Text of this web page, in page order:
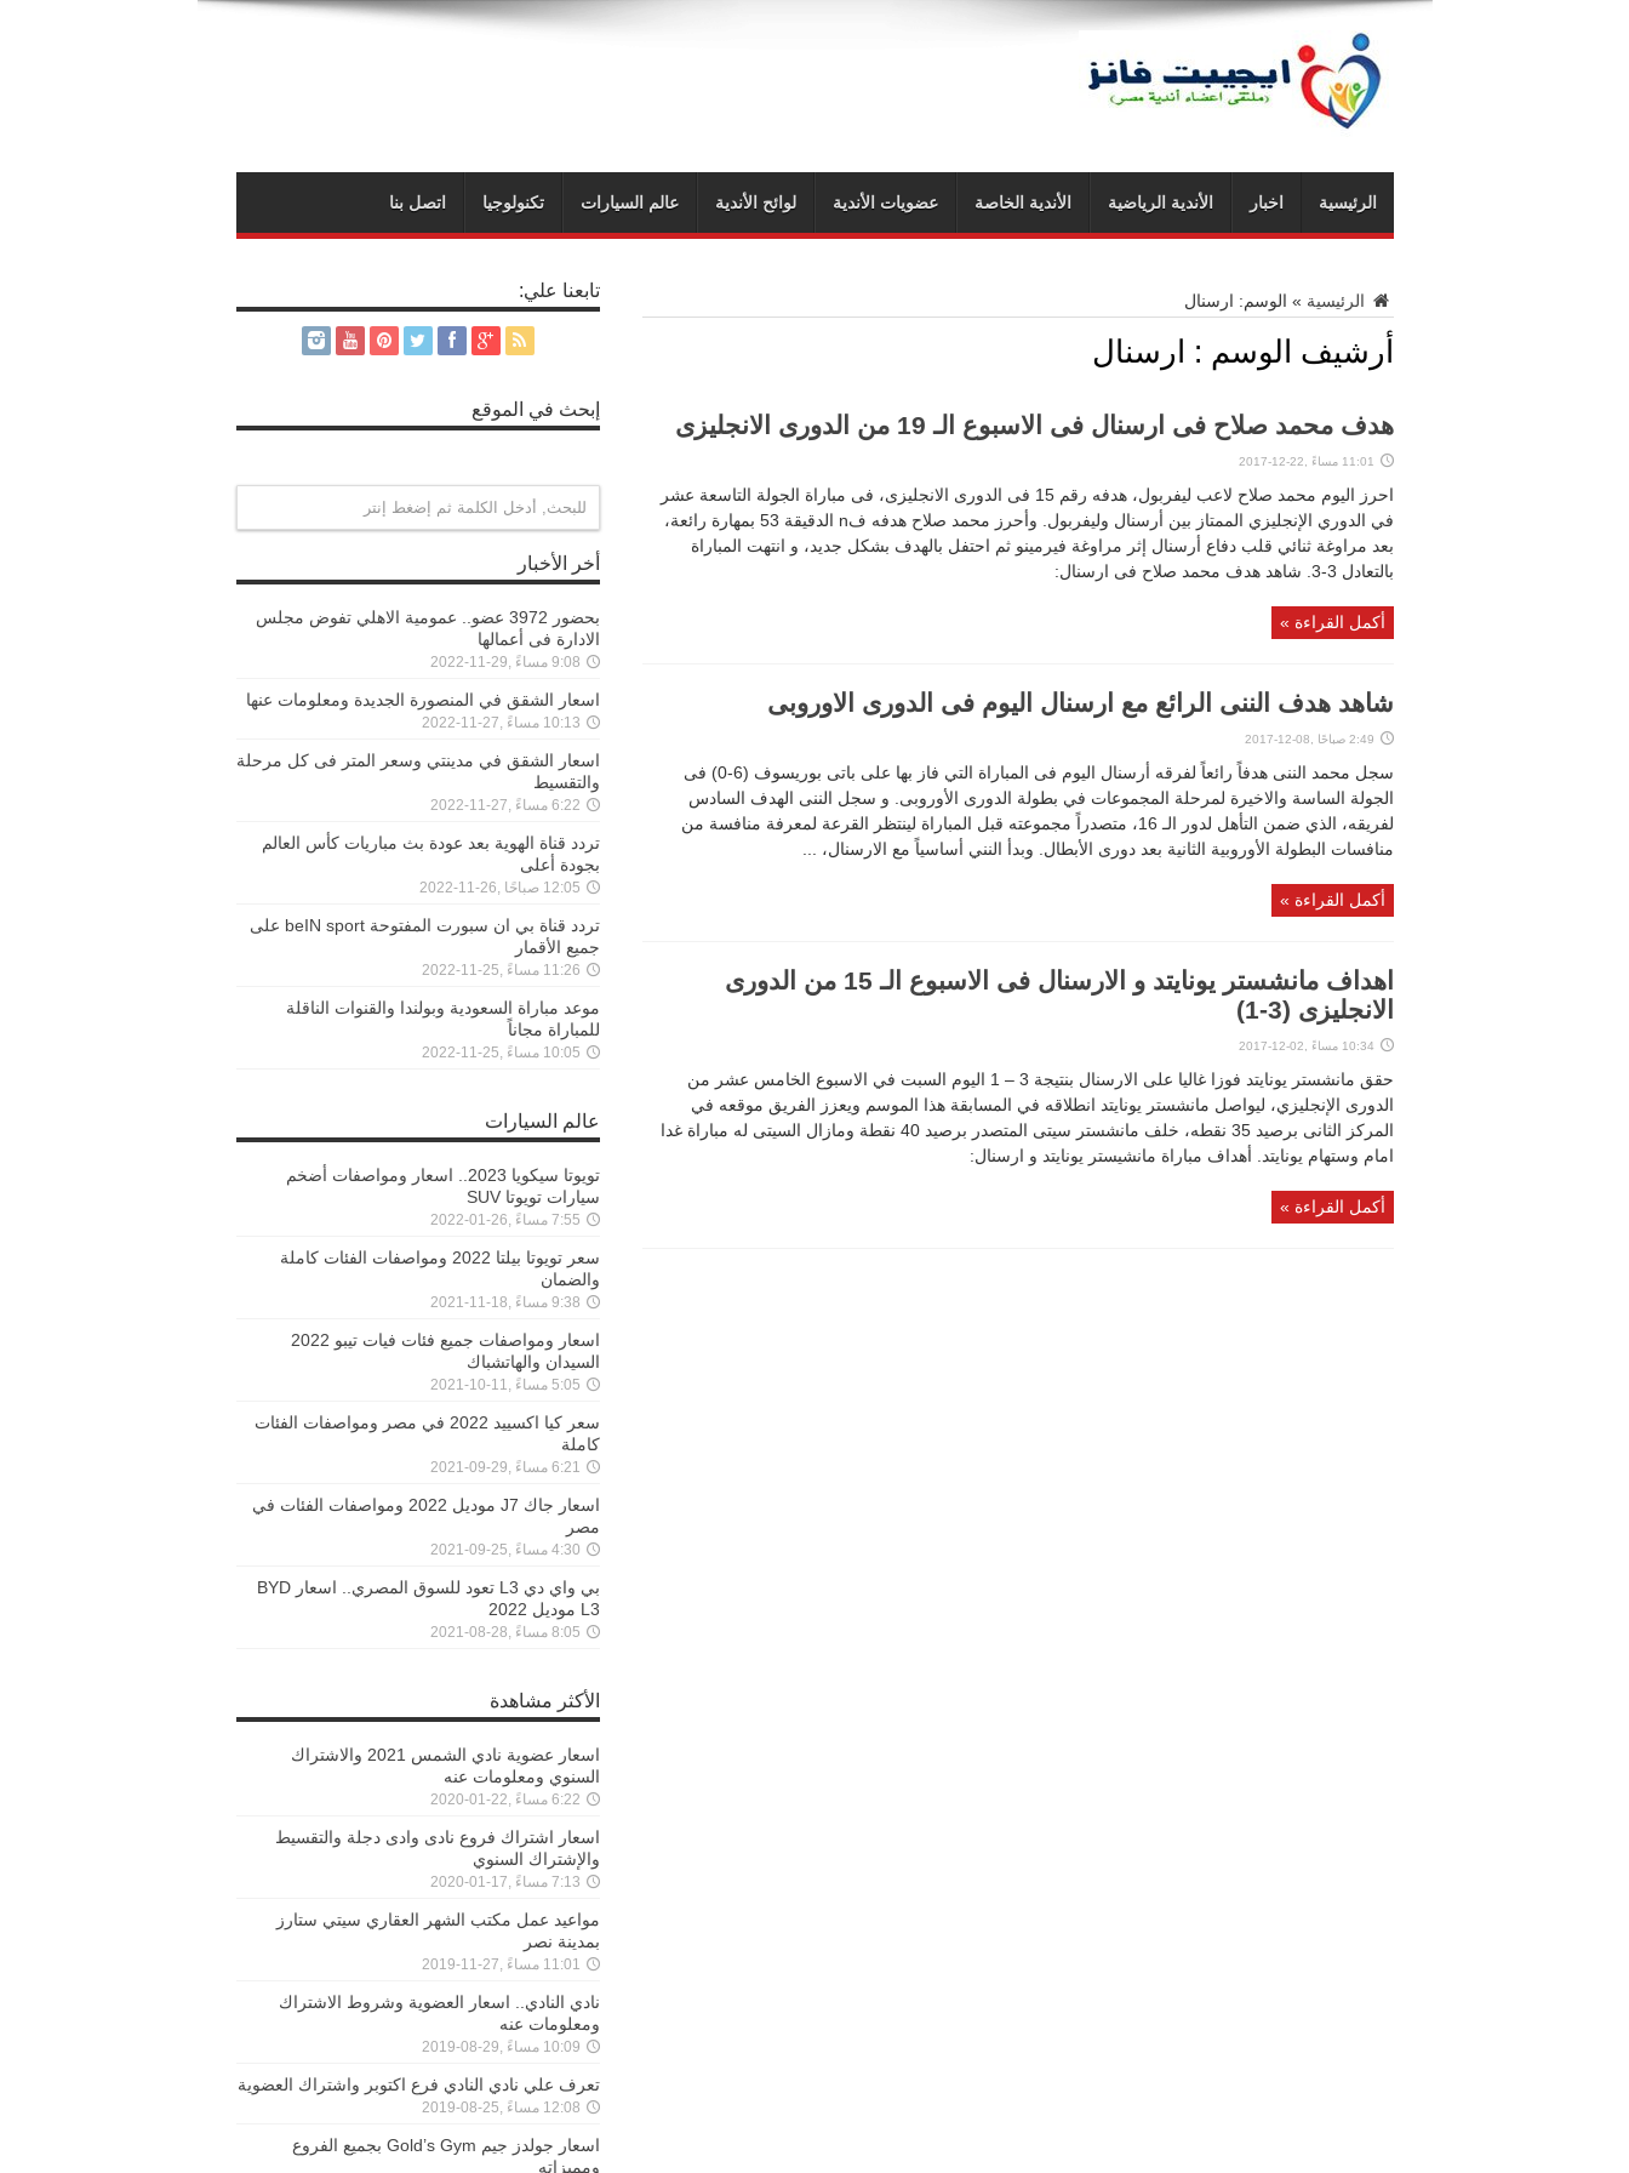
الرئيسية اخبار الأندية الرياضية الأندية الخاصة عضويات الأندية لوائح الأندية عالم السيارات تكنولوجيا اتصل بنا
الرئيسية » الوسم: ارسنال
أرشيف الوسم : ارسنال
هدف محمد صلاح فى ارسنال فى الاسبوع الـ 19 من الدورى الانجليزى
11:01 مساءً ,22-12-2017
احرز اليوم محمد صلاح لاعب ليفربول، هدفه رقم 15 فى الدورى الانجليزى، فى مباراة الجولة التاسعة عشر
في الدوري الإنجليزي الممتاز بين أرسنال وليفربول. وأحرز محمد صلاح هدفه فn الدقيقة 53 بمهارة رائعة،
بعد مراوغة ثنائي قلب دفاع أرسنال إثر مراوغة فيرمينو ثم احتفل بالهدف بشكل جديد، و انتهت المباراة
بالتعادل 3-3. شاهد هدف محمد صلاح فى ارسنال:
أكمل القراءة »
شاهد هدف الننى الرائع مع ارسنال اليوم فى الدورى الاوروبى
2:49 صباحًا ,08-12-2017
سجل محمد الننى هدفاً رائعاً لفرقه أرسنال اليوم فى المباراة التي فاز بها على باتى بوريسوف (6-0) فى
الجولة الساسة والاخيرة لمرحلة المجموعات في بطولة الدورى الأوروبى. و سجل الننى الهدف السادس
لفريقه، الذي ضمن التأهل لدور الـ 16، متصدراً مجموعته قبل المباراة لينتظر القرعة لمعرفة منافسة من
منافسات البطولة الأوروبية الثانية بعد دورى الأبطال. وبدأ النني أساسياً مع الارسنال، ...
أكمل القراءة »
اهداف مانشستر يونايتد و الارسنال فى الاسبوع الـ 15 من الدورى
الانجليزى (3-1)
10:34 مساءً ,02-12-2017
حقق مانشستر يونايتد فوزا غاليا على الارسنال بنتيجة 3 – 1 اليوم السبت في الاسبوع الخامس عشر من
الدورى الإنجليزي، ليواصل مانشستر يونايتد انطلاقه في المسابقة هذا الموسم ويعزز الفريق موقعه في
المركز الثانى برصيد 35 نقطه، خلف مانشستر سيتى المتصدر برصيد 40 نقطة ومازال السيتى له مباراة غدا
امام وستهام يونايتد. أهداف مباراة مانشيستر يونايتد و ارسنال:
أكمل القراءة »
تابعنا علي:
إبحث في الموقع
أخر الأخبار
بحضور 3972 عضو.. عمومية الاهلي تفوض مجلس
الادارة فى أعمالها
9:08 مساءً ,29-11-2022
اسعار الشقق في المنصورة الجديدة ومعلومات عنها
10:13 مساءً ,27-11-2022
اسعار الشقق في مدينتي وسعر المتر فى كل مرحلة
والتقسيط
6:22 مساءً ,27-11-2022
تردد قناة الهوية بعد عودة بث مباريات كأس العالم
بجودة أعلى
12:05 صباحًا ,26-11-2022
تردد قناة بي ان سبورت المفتوحة beIN sport على
جميع الأقمار
11:26 مساءً ,25-11-2022
موعد مباراة السعودية وبولندا والقنوات الناقلة
للمباراة مجاناً
10:05 مساءً ,25-11-2022
عالم السيارات
تويوتا سيكويا 2023.. اسعار ومواصفات أضخم
سيارات تويوتا SUV
7:55 مساءً ,26-01-2022
سعر تويوتا بيلتا 2022 ومواصفات الفئات كاملة
والضمان
9:38 مساءً ,18-11-2021
اسعار ومواصفات جميع فئات فيات تيبو 2022
السيدان والهاتشباك
5:05 مساءً ,11-10-2021
سعر كيا اكسييد 2022 في مصر ومواصفات الفئات
كاملة
6:21 مساءً ,29-09-2021
اسعار جاك J7 موديل 2022 ومواصفات الفئات في
مصر
4:30 مساءً ,25-09-2021
بي واي دي L3 تعود للسوق المصري.. اسعار BYD
L3 موديل 2022
8:05 مساءً ,28-08-2021
الأكثر مشاهدة
اسعار عضوية نادي الشمس 2021 والاشتراك
السنوي ومعلومات عنه
6:22 مساءً ,22-01-2020
اسعار اشتراك فروع نادى وادى دجلة والتقسيط
والإشتراك السنوي
7:13 مساءً ,17-01-2020
مواعيد عمل مكتب الشهر العقاري سيتي ستارز
بمدينة نصر
11:01 مساءً ,27-11-2019
نادي النادي.. اسعار العضوية وشروط الاشتراك
ومعلومات عنه
10:09 مساءً ,29-08-2019
تعرف علي نادي النادي فرع اكتوبر واشتراك العضوية
12:08 مساءً ,25-08-2019
اسعار جولدز جيم Gold’s Gym بجميع الفروع
ومميزاته